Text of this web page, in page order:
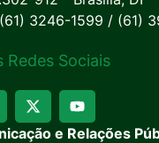
3246-1599 / (61)
Redes Sociais
e Relações